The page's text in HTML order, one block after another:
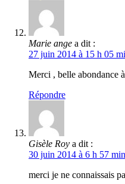
Marie ange a dit :
27 juin 2014 à 15 h 05
Merci , belle abondance
Répondre
Gisèle Roy a dit :
30 juin 2014 à 6 h 57 min
merci je ne connaissais